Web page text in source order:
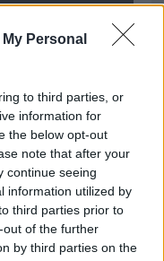
Personal
to third parties, or
information for
the below opt-out
note that after your
continue seeing
information utilized by
third parties prior to
of the further
by third parties on the
grande
racconto
accoglienza